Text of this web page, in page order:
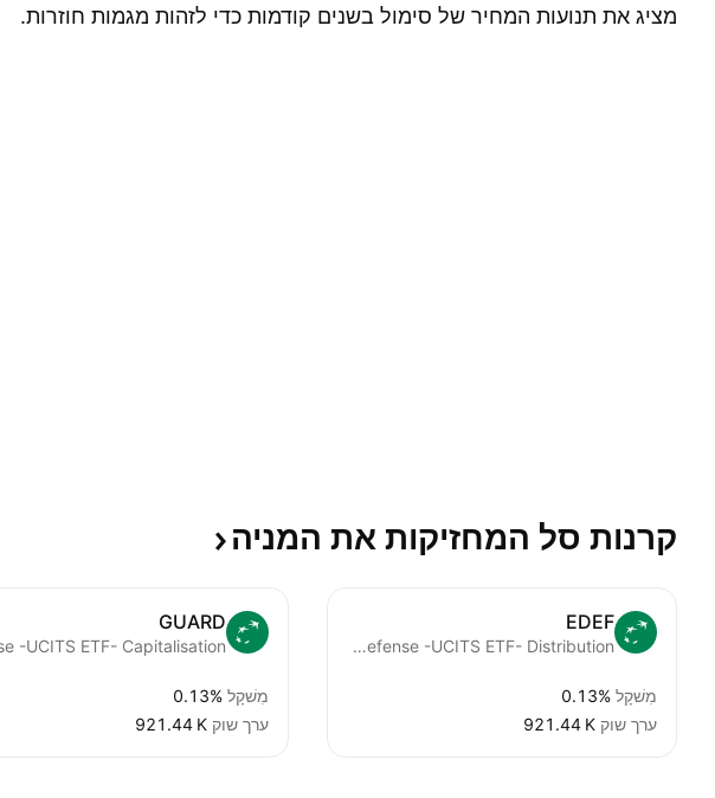
מציג את תנועות המחיר של סימול בשנים קודמות כדי לזהות מגמות חוזרות.
קרנות סל המחזיקות את המניה
EDEF
BNP Paribas Easy SICAV - Bloomberg Europe Defense -UCITS ETF- Distribution
מִשׁקָל 0.13%
ערך שוק ‪921.44 K‬
GUARD
מִשׁקָל 0.13%
ערך שוק ‪921.44 K‬